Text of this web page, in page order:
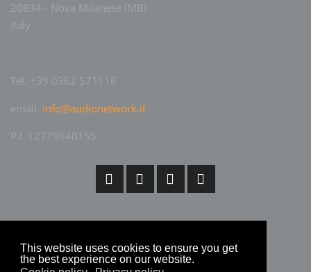
This website uses cookies to ensure you get
the best experience on our website.
20834 - Nova Milanese (MB)
Italy
Tel: +39 0362 571116
email: info@audionetwork.it
P.I. 12779640155